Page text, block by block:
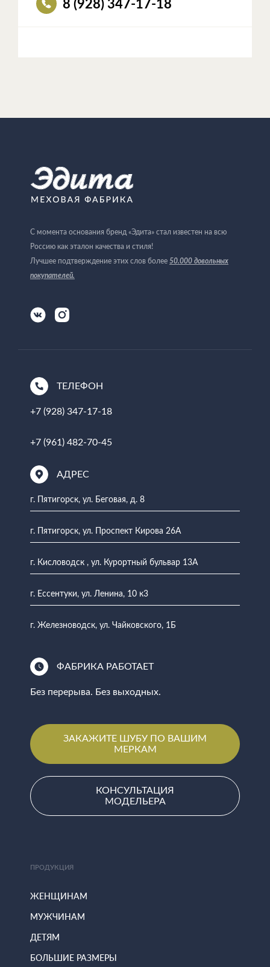
8 (928) 347-17-18
С момента основания бренд «Эдита» стал известен на всю
Россию как эталон качества и стиля!
Лучшее подтверждение этих слов более 50.000 довольных
покупателей.
ТЕЛЕФОН
+7 (928) 347-17-18
+7 (961) 482-70-45
АДРЕС
г. Пятигорск, ул. Беговая, д. 8
г. Пятигорск, ул. Проспект Кирова 26А
г. Кисловодск , ул. Курортный бульвар 13А
г. Ессентуки, ул. Ленина, 10 к3
г. Железноводск, ул. Чайковского, 1Б
ФАБРИКА РАБОТАЕТ
Без перерыва. Без выходных.
ЗАКАЖИТЕ ШУБУ ПО ВАШИМ
МЕРКАМ
КОНСУЛЬТАЦИЯ
МОДЕЛЬЕРА
ПРОДУКЦИЯ
ЖЕНЩИНАМ
МУЖЧИНАМ
ДЕТЯМ
БОЛЬШИЕ РАЗМЕРЫ